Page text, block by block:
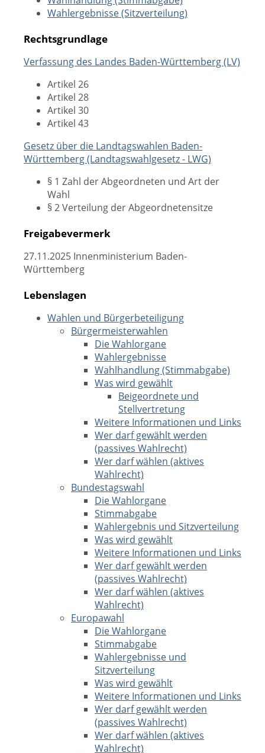
Wahlergebnisse (Sitzverteilung)
Rechtsgrundlage
Verfassung des Landes Baden-Württemberg (LV)
Artikel 26
Artikel 28
Artikel 30
Artikel 43
Gesetz über die Landtagswahlen Baden-
Württemberg (Landtagswahlgesetz - LWG)
§ 1 Zahl der Abgeordneten und Art der
Wahl
§ 2 Verteilung der Abgeordnetensitze
Freigabevermerk
27.11.2025 Innenministerium Baden-
Württemberg
Lebenslagen
Wahlen und Bürgerbeteiligung
Bürgermeisterwahlen
Die Wahlorgane
Wahlergebnisse
Wahlhandlung (Stimmabgabe)
Was wird gewählt
Beigeordnete und
Stellvertretung
Weitere Informationen und Links
Wer darf gewählt werden
(passives Wahlrecht)
Wer darf wählen (aktives
Wahlrecht)
Bundestagswahl
Die Wahlorgane
Stimmabgabe
Wahlergebnis und Sitzverteilung
Was wird gewählt
Weitere Informationen und Links
Wer darf gewählt werden
(passives Wahlrecht)
Wer darf wählen (aktives
Wahlrecht)
Europawahl
Die Wahlorgane
Stimmabgabe
Wahlergebnisse und
Sitzverteilung
Was wird gewählt
Weitere Informationen und Links
Wer darf gewählt werden
(passives Wahlrecht)
Wer darf wählen (aktives
Wahlrecht)